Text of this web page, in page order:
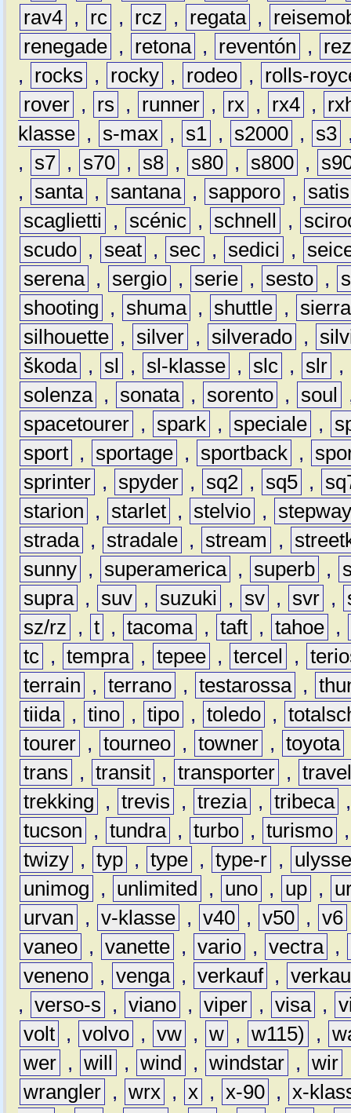
rav4 , rc , rcz , regata ,
renegade , retona , reventón ,
,
rocks , rocky , rodeo ,
rolls-
rover , rs , runner , rx , rx4 ,
klasse , s-max , s1 , s2000 , s3
,
s7 , s70 , s8 , s80 , s800 ,
,
santa , santana , sapporo ,
satis
scaglietti
, scénic , schnell ,
scudo , seat , sec , sedici ,
serena , sergio , serie , sesto ,
shooting
, shuma , shuttle ,
sierra
silhouette , silver , silverado ,
škoda , sl , sl-klasse , slc , slr ,
solenza , sonata , sorento , soul
spacetourer , spark , speciale ,
sport , sportage , sportback ,
sprinter , spyder , sq2 , sq5 ,
starion
, starlet , stelvio ,
strada , stradale , stream ,
sunny , superamerica , superb ,
supra , suv , suzuki , sv , svr ,
sz/rz
, t , tacoma , taft , tahoe ,
tc , tempra , tepee , tercel ,
terrain
, terrano , testarossa ,
tiida , tino , tipo , toledo ,
tourer , tourneo , towner , toyota
trans
, transit , transporter ,
trekking
, trevis , trezia , tribeca
tucson
, tundra , turbo , turismo
twizy , typ , type , type-r ,
unimog
, unlimited , uno , up ,
urvan
, v-klasse , v40 , v50 , v6
vaneo , vanette , vario , vectra ,
veneno , venga , verkauf ,
, verso-s , viano , viper , visa ,
volt , volvo , vw , w , w115) ,
wer , will , wind , windstar , wir
wrangler , wrx , x , x-90 , x-